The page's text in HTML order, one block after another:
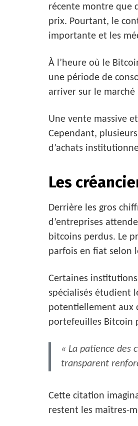
récente montre que
prix. Pourtant, le
importante et les
À l’heure où le
une période de
arriver sur le
Une vente massive
Cependant,
d’achats
Les
Derrière les gros
d’entreprises
bitcoins perdus. Le
parfois en fiat selon
Certaines
spécialisés étudient
potentiellement aux
portefeuilles Bitcoin
« La patience des
transparent
Cette citation
restent les maîtres-